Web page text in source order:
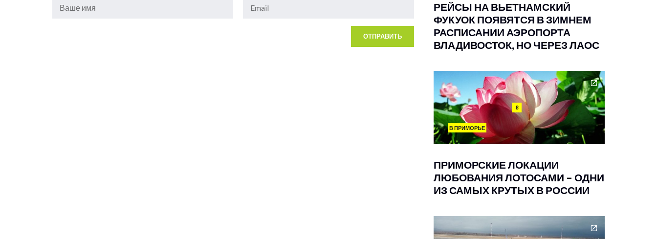
РЕЙСЫ НА ВЬЕТНАМСКИЙ
ФУКУОК ПОЯВЯТСЯ В ЗИМНЕМ
РАСПИСАНИИ АЭРОПОРТА
ВЛАДИВОСТОК, НО ЧЕРЕЗ ЛАОС
8
В ПРИМОРЬЕ
ПРИМОРСКИЕ ЛОКАЦИИ
ЛЮБОВАНИЯ ЛОТОСАМИ – ОДНИ
ИЗ САМЫХ КРУТЫХ В РОССИИ